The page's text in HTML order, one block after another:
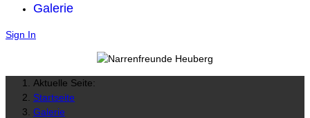
Galerie
Sign In
Aktuelle Seite:
Startseite
Galerie